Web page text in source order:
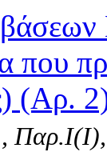
που
(Αρ.